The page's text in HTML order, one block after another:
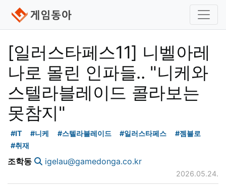
[일러스타페스11] 니벨아레
나로 몰린 인파들.. "니케와
스텔라블레이드 콜라보는
못참지"
#IT #니케 #스텔라블레이드 #일러스타페스
#젬블로
#취재
조학동 igelau@gamedonga.co.kr
2026.05.24.